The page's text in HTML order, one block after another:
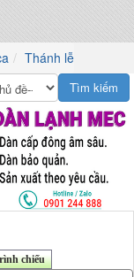
Thánh lễ
chiếu